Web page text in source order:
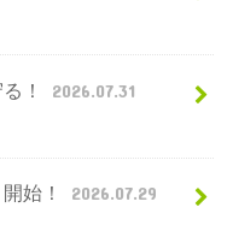
！ 2026.07.31
始！ 2026.07.29